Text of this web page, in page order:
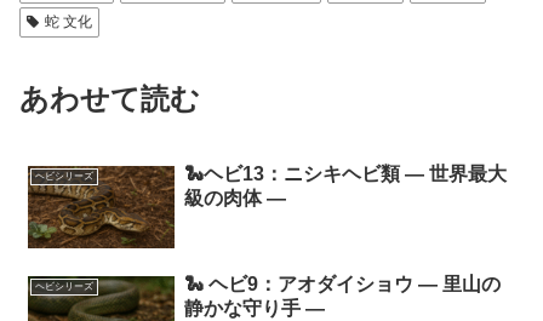
蛇 文化
あわせて読む
ヘビシリーズ
🐍ヘビ13：ニシキヘビ類 ― 世界最大
級の肉体 ―
ヘビシリーズ
🐍 ヘビ9：アオダイショウ ― 里山の
静かな守り手 ―